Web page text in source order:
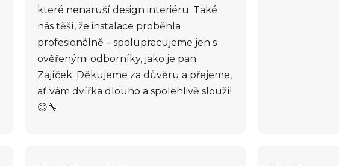
které nenaruší design interiéru. Také
nás těší, že instalace proběhla
profesionálně – spolupracujeme jen s
ověřenými odborníky, jako je pan
Zajíček. Děkujeme za důvěru a přejeme,
ať vám dvířka dlouho a spolehlivě slouží!
😊🔧